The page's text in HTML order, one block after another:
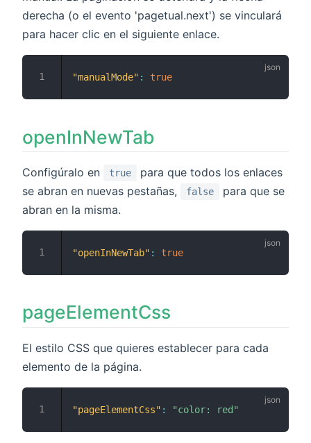
derecha (o el evento 'pagetual.next') se vinculará
para hacer clic en el siguiente enlace.
"manualMode" : true
openInNewTab
Configúralo en true
para que todos los enlaces
se abran en nuevas pestañas,
false
para que se
abran en la misma.
"openInNewTab" : true
pageElementCss
El estilo CSS que quieres establecer para cada
elemento de la página.
"pageElementCss" : "color: red"